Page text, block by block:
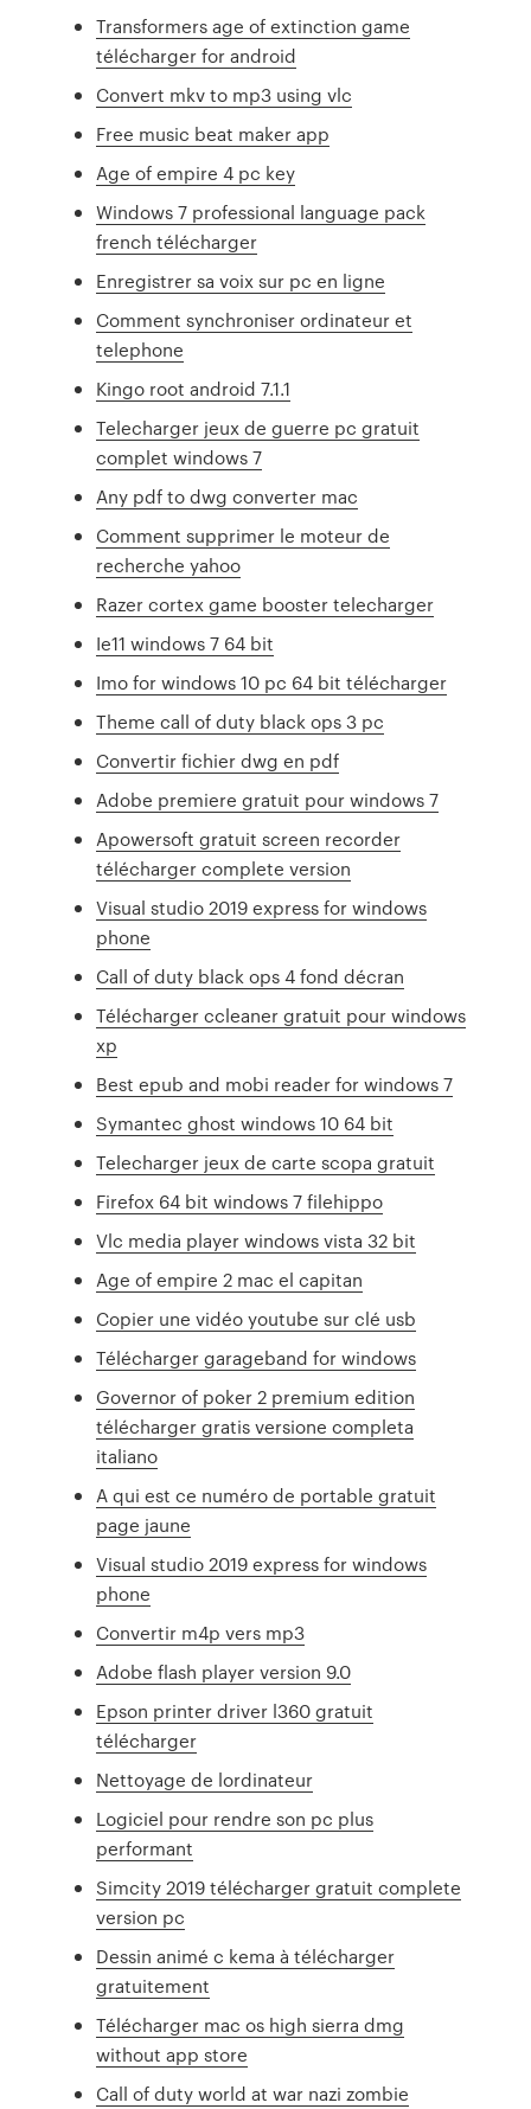
Transformers age of extinction game
télécharger for android
Convert mkv to mp3 using vlc
Free music beat maker app
Age of empire 4 pc key
Windows 7 professional language pack
french télécharger
Enregistrer sa voix sur pc en ligne
Comment synchroniser ordinateur et
telephone
Kingo root android 7.1.1
Telecharger jeux de guerre pc gratuit
complet windows 7
Any pdf to dwg converter mac
Comment supprimer le moteur de
recherche yahoo
Razer cortex game booster telecharger
Ie11 windows 7 64 bit
Imo for windows 10 pc 64 bit télécharger
Theme call of duty black ops 3 pc
Convertir fichier dwg en pdf
Adobe premiere gratuit pour windows 7
Apowersoft gratuit screen recorder
télécharger complete version
Visual studio 2019 express for windows
phone
Call of duty black ops 4 fond décran
Télécharger ccleaner gratuit pour windows
xp
Best epub and mobi reader for windows 7
Symantec ghost windows 10 64 bit
Telecharger jeux de carte scopa gratuit
Firefox 64 bit windows 7 filehippo
Vlc media player windows vista 32 bit
Age of empire 2 mac el capitan
Copier une vidéo youtube sur clé usb
Télécharger garageband for windows
Governor of poker 2 premium edition
télécharger gratis versione completa
italiano
A qui est ce numéro de portable gratuit
page jaune
Visual studio 2019 express for windows
phone
Convertir m4p vers mp3
Adobe flash player version 9.0
Epson printer driver l360 gratuit
télécharger
Nettoyage de lordinateur
Logiciel pour rendre son pc plus
performant
Simcity 2019 télécharger gratuit complete
version pc
Dessin animé c kema à télécharger
gratuitement
Télécharger mac os high sierra dmg
without app store
Call of duty world at war nazi zombie